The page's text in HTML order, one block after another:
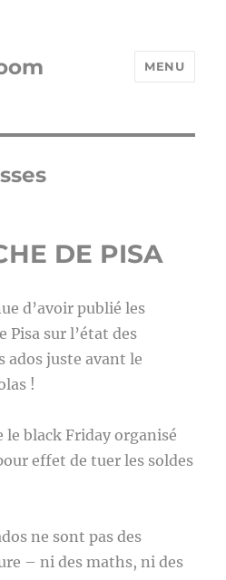
MENU
DE PISA
d’avoir publié les
Pisa sur l’état des
ados juste avant le
!
le black Friday organisé
effet de tuer les soldes
ne sont pas des
– ni des maths, ni des